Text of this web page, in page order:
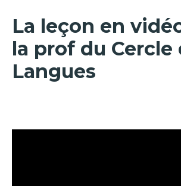
La leçon en
la prof du Cercle
Langues